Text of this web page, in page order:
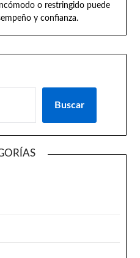
o restringido puede
y confianza.
Buscar